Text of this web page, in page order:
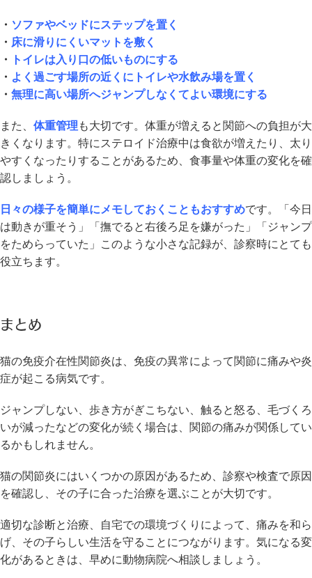
・ ソファやベッドにステップを置く
・ 床に滑りにくいマットを敷く
・
トイレは入り口の低いものにする
・ よく過ごす場所の近くにトイレや水飲み場を置く
・ 無理に高い場所へジャンプしなくてよい環境にする
また、 体重管理 も大切です。体重が増えると関節への負担が大
きくなります。特にステロイド治療中は食欲が増えたり、太り
やすくなったりすることがあるため、食事量や体重の変化を確
認しましょう。
日々の様子を簡単にメモしておくこともおすすめです。「今日
は動きが重そう」「撫でると右後ろ足を嫌がった」「ジャンプ
をためらっていた」このような小さな記録が、診察時にとても
役立ちます。
まとめ
猫の免疫介在性関節炎は、免疫の異常によって関節に痛みや炎
症が起こる病気です。
ジャンプしない、歩き方がぎこちない、触ると怒る、毛づくろ
いが減ったなどの変化が続く場合は、関節の痛みが関係してい
るかもしれません。
猫の関節炎にはいくつかの原因があるため、診察や検査で原因
を確認し、その子に合った治療を選ぶことが大切です。
適切な診断と治療、自宅での環境づくりによって、痛みを和ら
げ、その子らしい生活を守ることにつながります。気になる変
化があるときは、早めに動物病院へ相談しましょう。